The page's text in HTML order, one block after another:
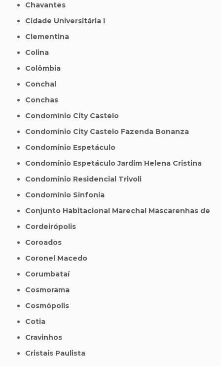
Chavantes
Cidade Universitária I
Clementina
Colina
Colômbia
Conchal
Conchas
Condomínio City Castelo
Condomínio City Castelo Fazenda Bonanza
Condomínio Espetáculo
Condomínio Espetáculo Jardim Helena Cristina
Condomínio Residencial Trivoli
Condomínio Sinfonia
Conjunto Habitacional Marechal Mascarenhas de
Cordeirópolis
Coroados
Coronel Macedo
Corumbataí
Cosmorama
Cosmópolis
Cotia
Cravinhos
Cristais Paulista